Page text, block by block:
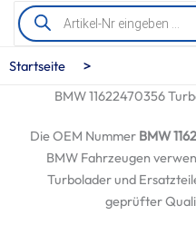
Products
search
Startseite >
BMW 11622470356
Die OEM Nummer BMW
BMW Fahrzeugen
Turbolader und
geprüfter